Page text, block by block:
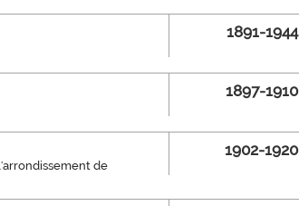
1891-1944
1897-1910
de
1902-1920